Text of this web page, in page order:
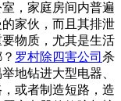
，家庭房间内普遍
家伙，而且其排泄
物质，尤其是生活
罗村除四害公司 杀
地钻进大型电器、
或者制造短路，造